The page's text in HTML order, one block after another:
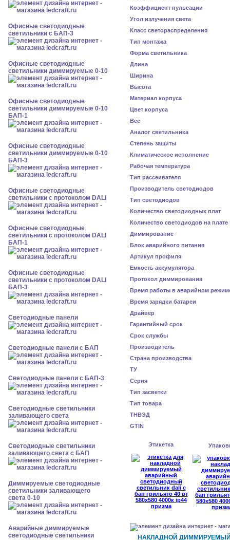
Офисные светодиодные
светильники с БАП-3
Офисные светодиодные
светильники диммируемые 0-10
Офисные светодиодные
светильники диммируемые 0-10
БАП-1
Офисные светодиодные
светильники диммируемые 0-10
БАП-3
Офисные светодиодные
светильники с протоколом DALI
Офисные светодиодные
светильники с протоколом DALI
БАП-1
Офисные светодиодные
светильники с протоколом DALI
БАП-3
Cветодиодные панели
Cветодиодные панели с БАП
Cветодиодные панели с БАП-3
Светодиодные светильники
заливающего света
Светодиодные светильники
заливающего света с БАП
Диммируемые светодиодные
светильники заливающего
света 0-10
Аварийные диммируемые
светодиодные светильники
Коэффициент пульсации
Угол излучения света
Класс светораспределения
Тип монтажа
Форма светильника
Длина
Ширина
Высота
Материал корпуса
Цвет корпуса
Вес
Аналог светильника
Степень защиты
Климатическое исполнение
Рабочая температура
Тип рассеивателя
Производитель светодиодов
Тип светодиодов
Количество светодиодных плат
Количество светодиодов на плате
Диммирование
Блок аварийного питания
Артикул профиля
Емкость аккумулятора
Протокол диммирования
Время работы в аварийном
Время зарядки батареи
Драйвер
Гарантийный срок
Срок службы
Производитель
Страна производства
ТУ
Серия
Тип засветки
Тип товара
ТНВЭД
GTIN
Этикетка
НАКЛАДНОЙ